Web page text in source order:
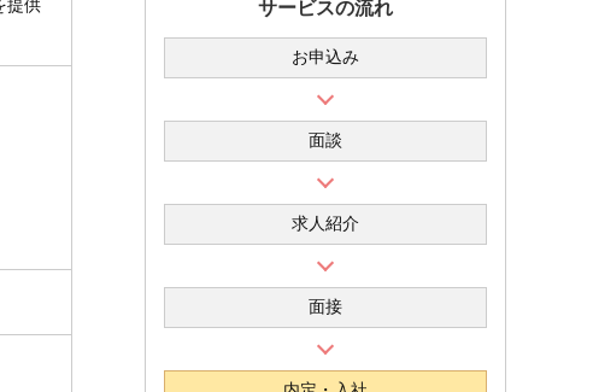
提供
サービスの流れ
お申込み
面談
求人紹介
面接